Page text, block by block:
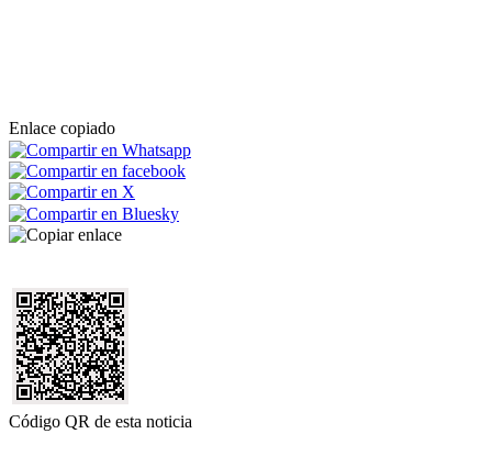
Enlace copiado
Código QR de esta noticia